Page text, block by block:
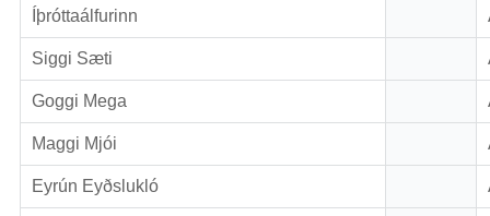
Íþróttaálfurinn
Siggi Sæti
Goggi Mega
Maggi Mjói
Eyrún Eyðslukló